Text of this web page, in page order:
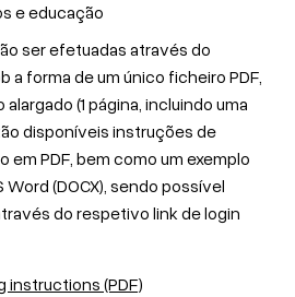
e educação
ser efetuadas através do
a forma de um único ficheiro PDF,
(1 página, incluindo uma
disponíveis instruções de
em PDF, bem como um exemplo
(DOCX), sendo possível
do respetivo link de login
(PDF)